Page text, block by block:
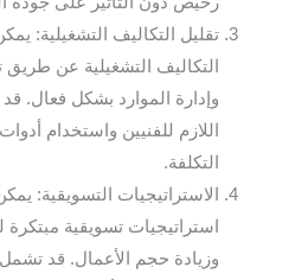
تقليل التكاليف التشغيلية:
التكاليف التشغيلية عن طريق
وإدارة الموارد بشكل فعال.
اللازم للفنيين واستخدام
التكلفة.
الاستراتيجيات التسويقية:
استراتيجيات تسويقية
وزيادة حجم الأعمال. قد تشمل